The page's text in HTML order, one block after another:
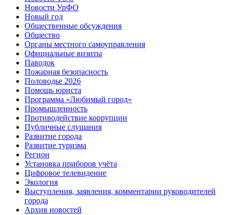
Новости УрФО
Новый год
Общественные обсуждения
Общество
Органы местного самоуправления
Официальные визиты
Паводок
Пожарная безопасность
Половодье 2026
Помощь юриста
Программа «Любимый город»
Промышленность
Противодействие коррупции
Публичные слушания
Развитие города
Развитие туризма
Регион
Установка приборов учёта
Цифровое телевидение
Экология
Выступления, заявления, комментарии руководителей
города
Архив новостей